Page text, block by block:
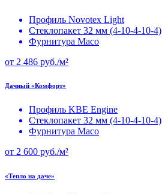
Профиль Novotex Light
Стеклопакет 32 мм (4-10-4-10-4)
Фурнитура Maco
от 2 486 руб./м²
Дачный «Комфорт»
Профиль KBE Engine
Стеклопакет 32 мм (4-10-4-10-4)
Фурнитура Maco
от 2 600 руб./м²
«Тепло на даче»